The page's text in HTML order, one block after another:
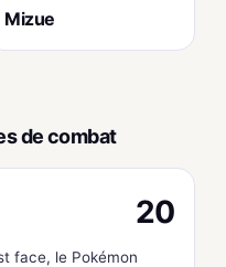
Mizue
de combat
20
face, le Pokémon